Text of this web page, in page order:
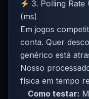
3. Polling Rate
(ms)
Em jogos
conta. Quer
genérico está
Nosso
física em tempo
Como testar: